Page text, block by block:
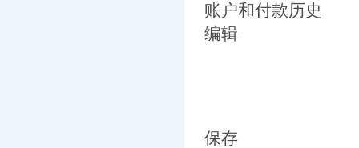
账户和付款历史
编辑
保存